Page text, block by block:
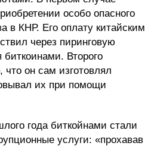
особо опасного
в КНР. Его оплату китайским
через пиринговую
Второго
что он сам изготовлял
их при помощи
года биткойнами стали
услуги: «прохавав